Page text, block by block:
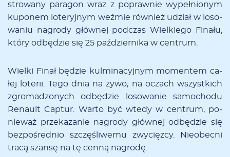
stro­wa­ny pa­ra­gon wraz z po­praw­nie wy­peł­nio­nym
ku­po­nem lo­te­ryj­nym weź­mie rów­nież udział w lo­so­
wa­niu na­gro­dy głów­nej pod­czas Wiel­kie­go Fi­na­łu,
któ­ry od­bę­dzie się 25 pa­ździer­ni­ka w cen­trum.
Wiel­ki Fi­nał bę­dzie kul­mi­na­cyj­nym mo­men­tem ca­
łej lo­te­rii. Te­go dnia na ży­wo, na oczach wszyst­kich
zgro­ma­dzo­nych odbę­dzie lo­so­wa­nie sa­mo­cho­du
Re­nault Cap­tur. War­to być wte­dy w cen­trum, po­
nie­waż prze­ka­za­nie na­gro­dy głów­nej odbę­dzie się
bez­po­śred­nio szczę­śli­we­mu zwy­cięz­cy. Nie­obec­ni
tra­cą szan­sę na tę cen­ną na­gro­dę.